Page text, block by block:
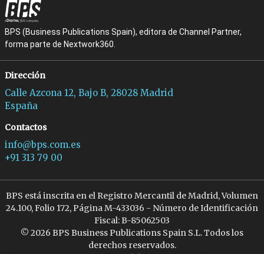
BPS (Business Publications Spain), editora de Channel Partner,
forma parte de Nextwork360.
Dirección
Calle Azcona 12, Bajo B, 28028 Madrid
España
Contactos
info@bps.com.es
+91 313 79 00
BPS está inscrita en el Registro Mercantil de Madrid, Volumen
24.100, Folio 172, Página M-433036 - Número de Identificación
Fiscal: B-85062503
© 2026 BPS Business Publications Spain S.L. Todos los
derechos reservados.